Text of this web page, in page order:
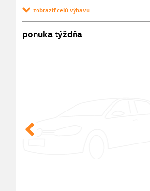
zobraziť celú výbavu
ponuka týždňa